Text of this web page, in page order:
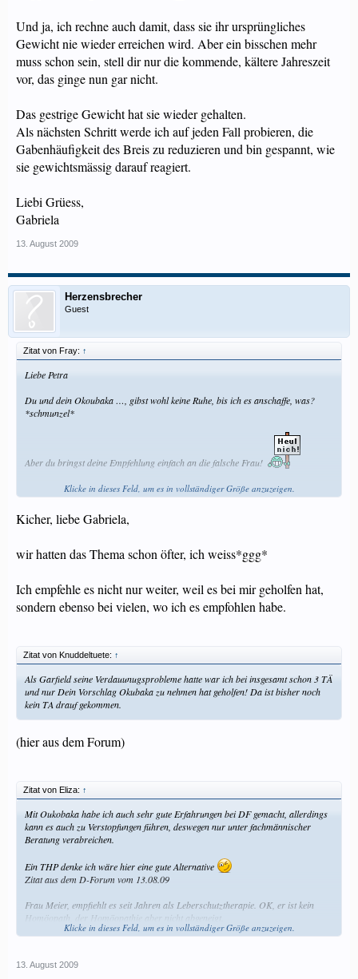
Und ja, ich rechne auch damit, dass sie ihr ursprüngliches
Gewicht nie wieder erreichen wird. Aber ein bisschen mehr
muss schon sein, stell dir nur die kommende, kältere Jahreszeit
vor, das ginge nun gar nicht.
Das gestrige Gewicht hat sie wieder gehalten.
Als nächsten Schritt werde ich auf jeden Fall probieren, die
Gabenhäufigkeit des Breis zu reduzieren und bin gespannt, wie
sie gewichtsmässig darauf reagiert.
Liebi Grüess,
Gabriela
13. August 2009
Herzensbrecher
Guest
Zitat von Fray: ↑
Liebe Petra
Du und dein Okoubaka …, gibst wohl keine Ruhe, bis ich es anschaffe, was?
*schmunzel*
Aber du bringst deine Empfehlung einfach an die falsche Frau!
Okoubaka ist ein neues, recht wenig erforschtes Mittel, mehr noch: Es existiert
auch in der Human-Homöopathie noch keine Arzneimittelprüfung, ergo auch
kein AM-Bild. Ich kann also nicht die Symptome der Gesunden und Kranken
vergleichen. Natürlich hat es aufgrund der erprobten Anwendung und der
eine Folge von Lebensmittelvergiftung sind. Aber mehr wissen wir nicht.
Wenn du nun sagst, dass es bei dir immer geholfen hat, dann war es entweder
Klicke in dieses Feld, um es in vollständiger Größe anzuzeigen.
Kicher, liebe Gabriela,
wir hatten das Thema schon öfter, ich weiss*ggg*
Ich empfehle es nicht nur weiter, weil es bei mir geholfen hat,
sondern ebenso bei vielen, wo ich es empfohlen habe.
Zitat von Knuddeltuete: ↑
Als Garfield seine Verdauunugsprobleme hatte war ich bei insgesamt schon 3 TÄ
und nur Dein Vorschlag Okubaka zu nehmen hat geholfen! Da ist bisher noch
kein TA drauf gekommen.
(hier aus dem Forum)
Zitat von Eliza: ↑
Mit Oukobaka habe ich auch sehr gute Erfahrungen bei DF gemacht, allerdings
kann es auch zu Verstopfungen führen, deswegen nur unter fachmännischer
Beratung verabreichen.
Ein THP denke ich wäre hier eine gute Alternative
Zitat aus dem D-Forum vom 13.08.09
Frau Meier, empfiehlt es seit Jahren als Leberschutztherapie. OK, er ist kein
Homöopath, der Homöopathie aber nicht abgeneigt.
0/1b.aspx
Klicke in dieses Feld, um es in vollständiger Größe anzuzeigen.
13. August 2009